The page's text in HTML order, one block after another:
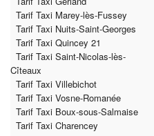
Tarif Taxi Marey-lès-Fussey
Tarif Taxi Nuits-Saint-Georges
Tarif Taxi Quincey 21
Tarif Taxi Saint-Nicolas-lès-
Cîteaux
Tarif Taxi Villebichot
Tarif Taxi Vosne-Romanée
Tarif Taxi Boux-sous-Salmaise
Tarif Taxi Charencey